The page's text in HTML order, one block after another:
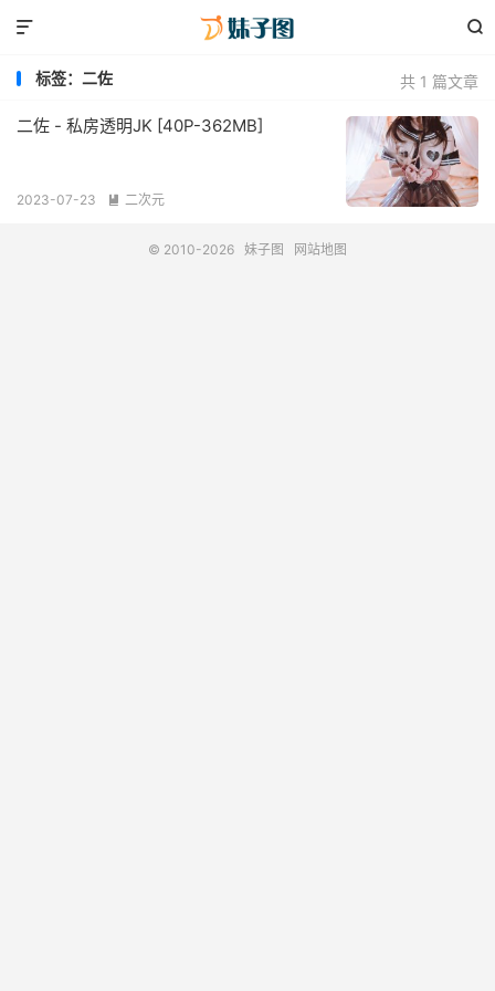


共 1 篇文章
标签：二佐
二佐 - 私房透明JK [40P-362MB]
2023-07-23  二次元
© 2010-2026 妹子图 网站地图